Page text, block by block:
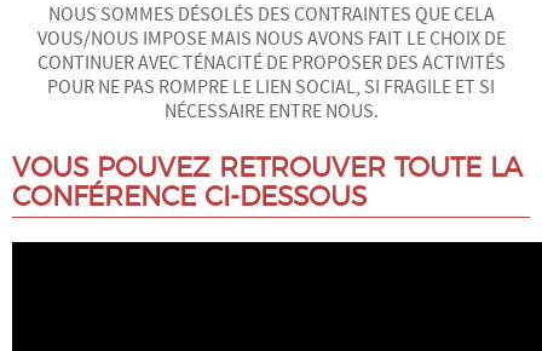
NOUS SOMMES DÉSOLÉS DES CONTRAINTES QUE CELA
VOUS/NOUS IMPOSE MAIS NOUS AVONS FAIT LE CHOIX DE
CONTINUER AVEC TÉNACITÉ DE PROPOSER DES ACTIVITÉS
POUR NE PAS ROMPRE LE LIEN SOCIAL, SI FRAGILE ET SI
NÉCESSAIRE ENTRE NOUS.
VOUS POUVEZ RETROUVER TOUTE LA
CONFÉRENCE CI-DESSOUS